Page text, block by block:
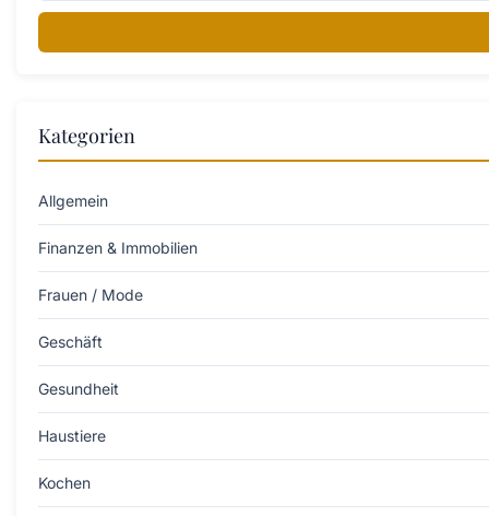
Kategorien
Allgemein
Finanzen & Immobilien
Frauen / Mode
Geschäft
Gesundheit
Haustiere
Kochen